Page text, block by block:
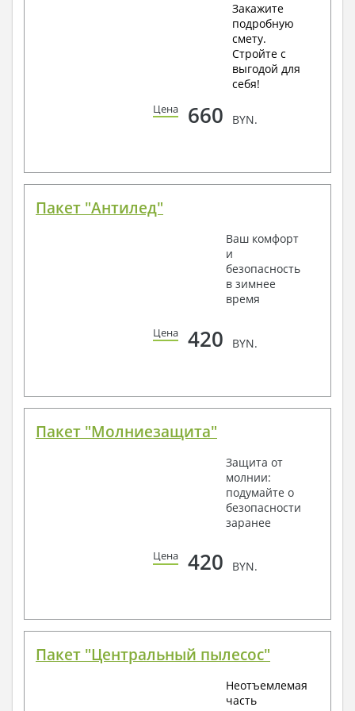
Закажите
подробную
смету.
Стройте с
выгодой для
себя!
Цена 660 BYN.
Пакет "Антилед"
Ваш комфорт
и
безопасность
в зимнее
время
Цена 420 BYN.
Пакет "Молниезащита"
Защита от
молнии:
подумайте о
безопасности
заранее
Цена 420 BYN.
Пакет "Центральный пылесос"
Неотъемлемая
часть